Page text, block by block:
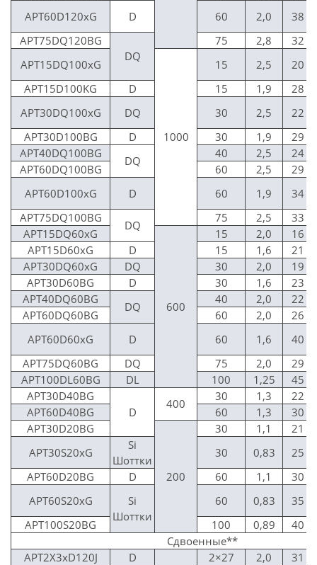
APT60D120xG
D 60 2,0 38
APT75DQ120BG
DQ
75 2,8 32
APT15DQ100xG
1000
15 2,5
20
APT15D100KG
D 15 1,9 28
APT30DQ100xG
DQ 30 2,5 22
APT30D100BG
D 30 1,9 29
APT40DQ100BG
DQ
40 2,5 24
APT60DQ100BG
60 2,5 29
APT60D100xG
D 60 1,9 34
APT75DQ100BG
DQ
75 2,5 33
APT15DQ60xG
600
15 2,0
16
APT15D60xG
D 15 1,6
21
APT30DQ60xG
DQ 30 2,0
19
APT30D60BG
D 30 1,6
23
APT40DQ60BG
DQ
40 2,0
22
APT60DQ60BG
60 2,0
26
APT60D60xG
D 60 1,6
40
APT75DQ60BG
DQ 75 2,0
29
APT100DL60BG
DL 100 1,25 45
APT30D40BG
D
400
30 1,3
22
APT60D40BG
60 1,3
30
APT30D20BG
200
30 1,1
21
APT30S20xG
Si
Шоттки
30 0,83
25
APT60D20BG
D 60 1,1
30
APT60S20xG
Si
Шоттки
60 0,83
35
APT100S20BG
100 0,89
40
Сдвоенные**
APT2X3xD120J
D 2×27 2,0 31